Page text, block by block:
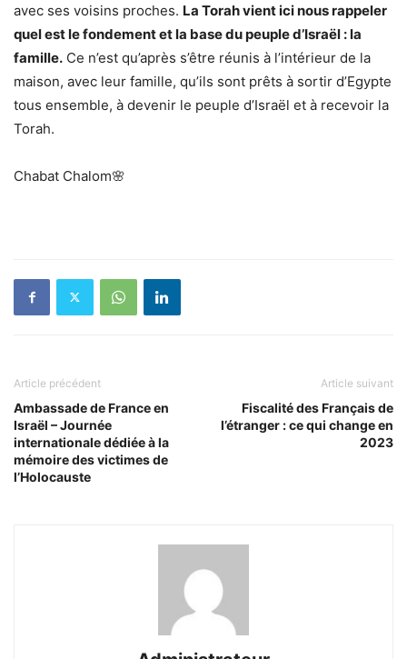
avec ses voisins proches. La Torah vient ici nous rappeler
quel est le fondement et la base du peuple d’Israël : la
famille. Ce n’est qu’après s’être réunis à l’intérieur de la
maison, avec leur famille, qu’ils sont prêts à sortir d’Egypte
tous ensemble, à devenir le peuple d’Israël et à recevoir la
Torah.
Chabat Chalom🌸
Article précédent
Ambassade de France en
Israël – Journée
internationale dédiée à la
mémoire des victimes de
l’Holocauste
Article suivant
Fiscalité des Français de
l’étranger : ce qui change en
2023